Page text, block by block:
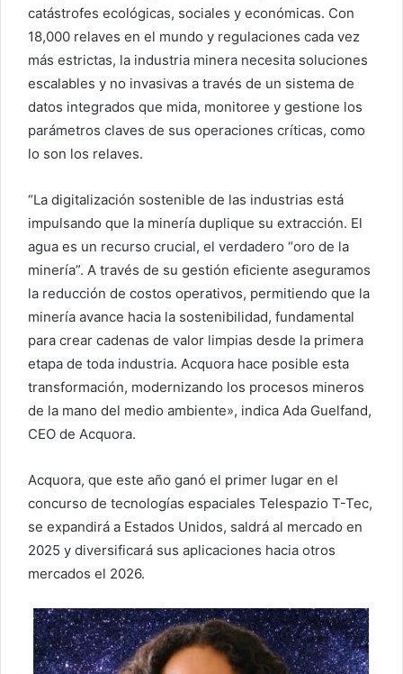
catástrofes ecológicas, sociales y económicas. Con
18,000 relaves en el mundo y regulaciones cada vez
más estrictas, la industria minera necesita soluciones
escalables y no invasivas a través de un sistema de
datos integrados que mida, monitoree y gestione los
parámetros claves de sus operaciones críticas, como
lo son los relaves.
“La digitalización sostenible de las industrias está
impulsando que la minería duplique su extracción. El
agua es un recurso crucial, el verdadero “oro de la
minería”. A través de su gestión eficiente aseguramos
la reducción de costos operativos, permitiendo que la
minería avance hacia la sostenibilidad, fundamental
para crear cadenas de valor limpias desde la primera
etapa de toda industria. Acquora hace posible esta
transformación, modernizando los procesos mineros
de la mano del medio ambiente», indica Ada Guelfand,
CEO de Acquora.
Acquora, que este año ganó el primer lugar en el
concurso de tecnologías espaciales Telespazio T-Tec,
se expandirá a Estados Unidos, saldrá al mercado en
2025 y diversificará sus aplicaciones hacia otros
mercados el 2026.